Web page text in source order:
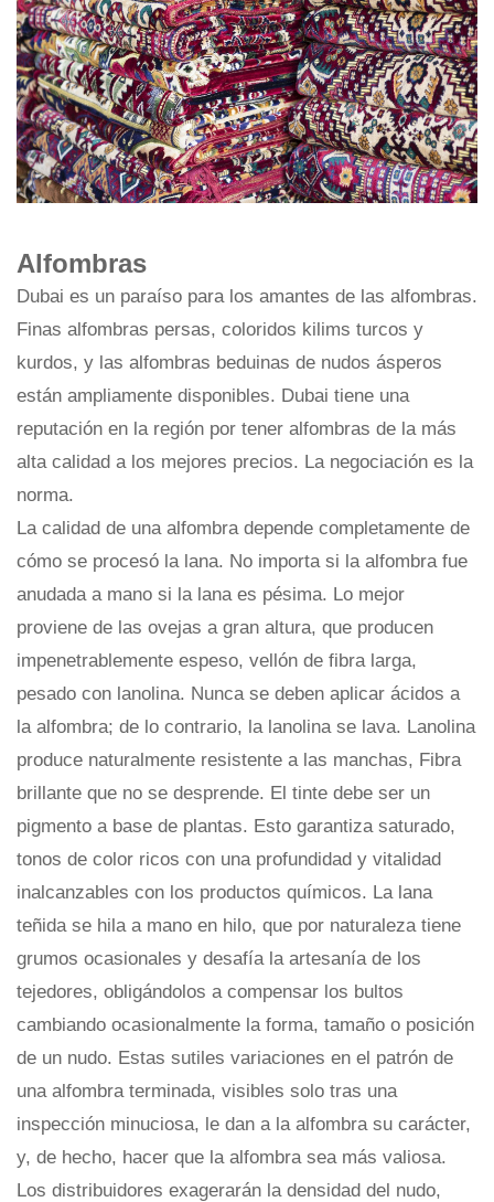
Alfombras
Dubai es un paraíso para los amantes de las alfombras.
Finas alfombras persas, coloridos kilims turcos y
kurdos, y las alfombras beduinas de nudos ásperos
están ampliamente disponibles. Dubai tiene una
reputación en la región por tener alfombras de la más
alta calidad a los mejores precios. La negociación es la
norma.
La calidad de una alfombra depende completamente de
cómo se procesó la lana. No importa si la alfombra fue
anudada a mano si la lana es pésima. Lo mejor
proviene de las ovejas a gran altura, que producen
impenetrablemente espeso, vellón de fibra larga,
pesado con lanolina. Nunca se deben aplicar ácidos a
la alfombra; de lo contrario, la lanolina se lava. Lanolina
produce naturalmente resistente a las manchas, Fibra
brillante que no se desprende. El tinte debe ser un
pigmento a base de plantas. Esto garantiza saturado,
tonos de color ricos con una profundidad y vitalidad
inalcanzables con los productos químicos. La lana
teñida se hila a mano en hilo, que por naturaleza tiene
grumos ocasionales y desafía la artesanía de los
tejedores, obligándolos a compensar los bultos
cambiando ocasionalmente la forma, tamaño o posición
de un nudo. Estas sutiles variaciones en el patrón de
una alfombra terminada, visibles solo tras una
inspección minuciosa, le dan a la alfombra su carácter,
y, de hecho, hacer que la alfombra sea más valiosa.
Los distribuidores exagerarán la densidad del nudo,